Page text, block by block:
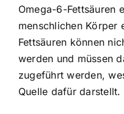
Omega-6-Fettsäuren
menschlichen Körper
Fettsäuren können
werden und müssen
zugeführt werden,
Quelle dafür darstellt.